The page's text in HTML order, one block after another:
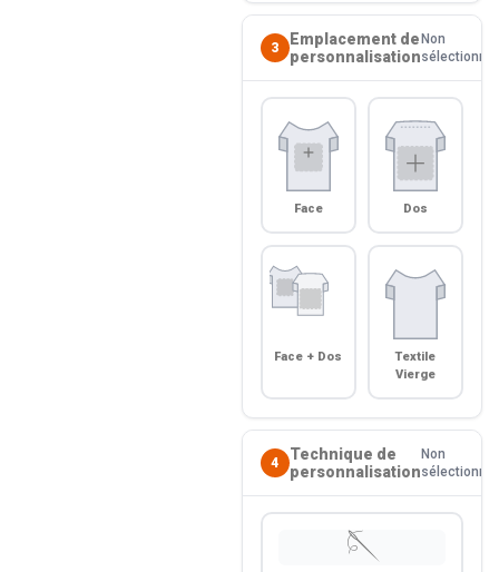
3
Emplacement de
personnalisation
Non
sélectionné
Face Dos
Face + Dos
Textile
Vierge
4
Technique de
personnalisation
Non
sélectionné
🪡